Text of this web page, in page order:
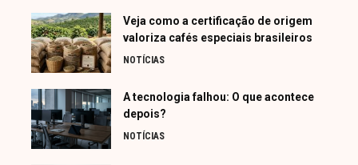
Veja como a certificação de origem
valoriza cafés especiais brasileiros
NOTÍCIAS
A tecnologia falhou: O que acontece
depois?
NOTÍCIAS